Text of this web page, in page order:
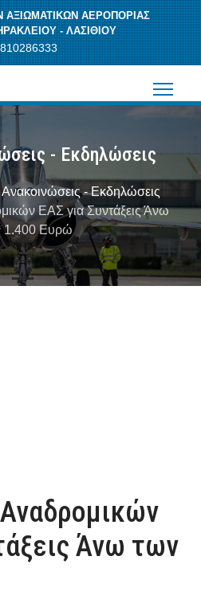
ΑΕΡΟΠΟΡΙΑΣ
- ΛΑΣΙΘΙΟΥ
- Εκδηλώσεις
- Εκδηλώσεις
ΕΑΣ για Συντάξεις Άνω
1.400 Ευρώ
Άνω των